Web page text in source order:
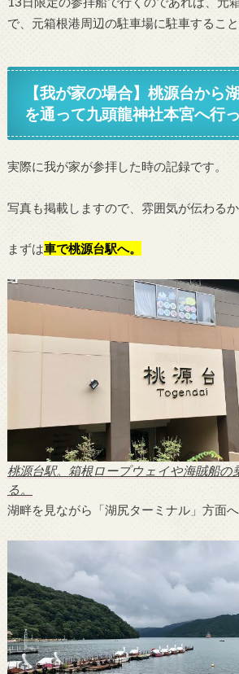
で、元箱根港周辺の駐車場に駐車すること
【我が家の場合】桃源台から
を通って九頭龍神社本宮へ行
実際に我が家が参拝した時の記録です。
写真も掲載しますので、雰囲気が伝わるか
まずは車で桃源台駅へ。
桃源台駅。箱根ロープウェイや海賊船の
る。
湖畔を見ながら「湖尻ターミナル」方面へ